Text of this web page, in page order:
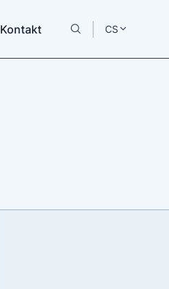
Kontakt CS